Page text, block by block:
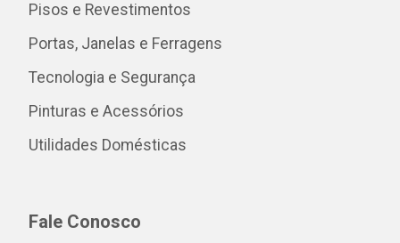
Pisos e Revestimentos
Portas, Janelas e Ferragens
Tecnologia e Segurança
Pinturas e Acessórios
Utilidades Domésticas
Fale Conosco